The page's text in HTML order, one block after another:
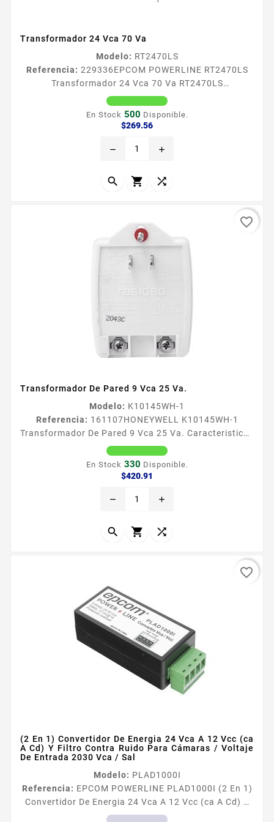
Transformador 24 Vca 70 Va
Modelo: RT2470LS
Referencia: 229336EPCOM POWERLINE RT2470LS
Transformador 24 Vca 70 Va RT2470LS
Transformador de 24 Vca 70 VA EPCOM POWER LINE
marca lider en transformadores con alta eficiencia en
alimentacioacuten para equipos de seguridad
certificaciones proteccioacuten contra
anti interferencia Caracteriacutesticas Voltaje...
En Stock 500 Disponible.
$269.56Precio
remove add
  
Transformador De Pared 9 Vca 25 Va.
Modelo: K10145WH-1
Referencia: 161107HONEYWELL K10145WH-1
Transformador De Pared 9 Vca 25 Va. Caracteristicas
Voltaje de entrada 120 Vca Voltaje de salida 9 Vca
Volts Amper 25 VA Dimensiones 90x53x65 mm
En Stock 330 Disponible.
$420.91
remove add
  
favorite_border
(2 En 1) Convertidor De Energia 24 Vca A 12 Vcc (ca
A Cd) Y Filtro Contra Ruido Para Cámaras / Voltaje
De Entrada 2030 Vca / Sal
Modelo: PLAD1000I
Referencia: EPCOM POWERLINE PLAD1000I (2 En 1)
Convertidor De Energia 24 Vca A 12 Vcc (ca A Cd) Y
Filtro Contra Ruido Para Cámaras / Voltaje De
favorite_border